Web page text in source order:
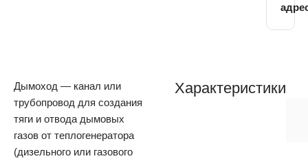
Дымоход — канал или
трубопровод для создания
тяги и отвода дымовых
газов от теплогенератора
(дизельного или газового
Характеристики